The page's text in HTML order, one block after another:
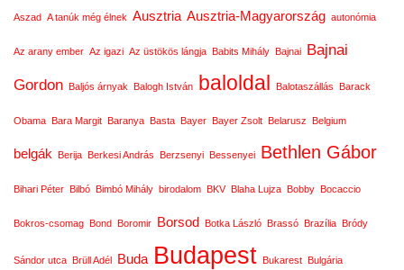
Aszad A tanúk még élnek Ausztria Ausztria-Magyarország autonómia
Az arany ember Az igazi Az üstökös lángja Babits Mihály Bajnai Bajnai
Gordon Baljós árnyak Balogh István baloldal Balotaszállás Barack
Obama Bara Margit Baranya Basta Bayer Bayer Zsolt Belarusz Belgium
belgák Berija Berkesi András Berzsenyi Bessenyei Bethlen Gábor
Bihari Péter Bilbó Bimbó Mihály birodalom BKV Blaha Lujza Bobby Bocaccio
Bokros-csomag Bond Boromir Borsod Botka László Brassó Brazília Bródy
Sándor utca Brüll Adél Buda Budapest Bukarest Bulgária